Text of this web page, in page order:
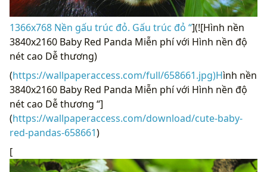
1366x768 Nền gấu trúc đỏ. Gấu trúc đỏ “](![Hình nền
3840x2160 Baby Red Panda Miễn phí với Hình nền độ
nét cao Dễ thương)
(https://wallpaperaccess.com/full/658661.jpg)Hình nền
3840x2160 Baby Red Panda Miễn phí với Hình nền độ
nét cao Dễ thương “]
(https://wallpaperaccess.com/download/cute-baby-
red-pandas-658661)
[